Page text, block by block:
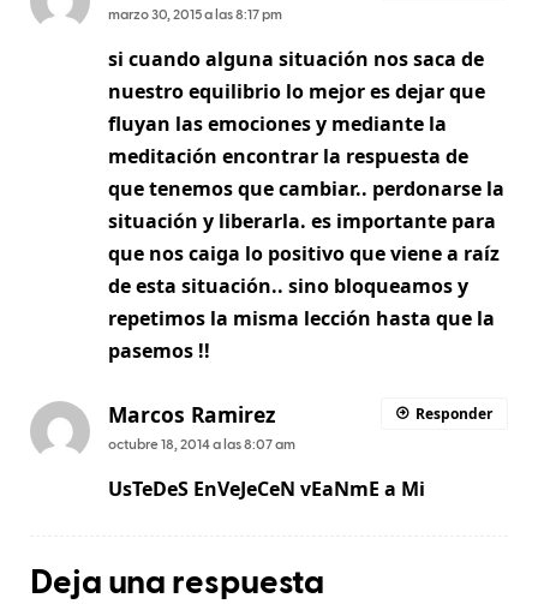
marzo 30, 2015 a las 8:17 pm
si cuando alguna situación nos saca de
nuestro equilibrio lo mejor es dejar que
fluyan las emociones y mediante la
meditación encontrar la respuesta de
que tenemos que cambiar.. perdonarse la
situación y liberarla. es importante para
que nos caiga lo positivo que viene a raíz
de esta situación.. sino bloqueamos y
repetimos la misma lección hasta que la
pasemos !!
Marcos Ramirez
octubre 18, 2014 a las 8:07 am
UsTeDeS EnVeJeCeN vEaNmE a Mi
Responder
Deja una respuesta